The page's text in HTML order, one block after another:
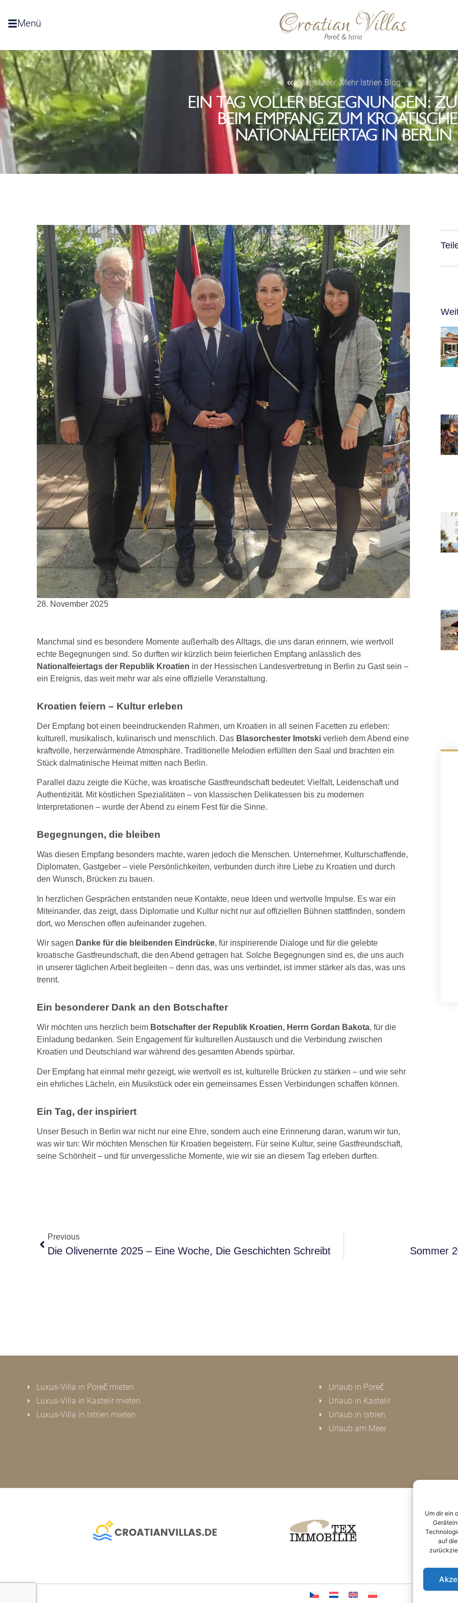
Um dir ein
auf
Menü
Mehr Meer. Mehr Istrien Blog
EIN TAG VOLLER BEGEGNUNGEN:
BEIM EMPFANG ZUM
NATIONALFEIERTAG IN BERLIN
28. November 2025
Manchmal sind es besondere Momente außerhalb des Alltags, die uns daran erinnern, wie wertvoll
echte Begegnungen sind. So durften wir kürzlich beim feierlichen Empfang anlässlich des
Nationalfeiertags der Republik Kroatien in der Hessischen Landesvertretung in Berlin zu Gast sein –
ein Ereignis, das weit mehr war als eine offizielle Veranstaltung.
Kroatien feiern – Kultur erleben
Der Empfang bot einen beeindruckenden Rahmen, um Kroatien in all seinen Facetten zu erleben:
kulturell, musikalisch, kulinarisch und menschlich. Das Blasorchester Imotski verlieh dem Abend eine
kraftvolle, herzerwärmende Atmosphäre. Traditionelle Melodien erfüllten den Saal und brachten ein
Stück dalmatinische Heimat mitten nach Berlin.
Parallel dazu zeigte die Küche, was kroatische Gastfreundschaft bedeutet: Vielfalt, Leidenschaft und
Authentizität. Mit köstlichen Spezialitäten – von klassischen Delikatessen bis zu modernen
Interpretationen – wurde der Abend zu einem Fest für die Sinne.
Begegnungen, die bleiben
Was diesen Empfang besonders machte, waren jedoch die Menschen. Unternehmer, Kulturschaffende,
Diplomaten, Gastgeber – viele Persönlichkeiten, verbunden durch ihre Liebe zu Kroatien und durch
den Wunsch, Brücken zu bauen.
In herzlichen Gesprächen entstanden neue Kontakte, neue Ideen und wertvolle Impulse. Es war ein
Miteinander, das zeigt, dass Diplomatie und Kultur nicht nur auf offiziellen Bühnen stattfinden, sondern
dort, wo Menschen offen aufeinander zugehen.
Wir sagen Danke für die bleibenden Eindrücke, für inspirierende Dialoge und für die gelebte
kroatische Gastfreundschaft, die den Abend getragen hat. Solche Begegnungen sind es, die uns auch
in unserer täglichen Arbeit begleiten – denn das, was uns verbindet, ist immer stärker als das, was uns
trennt.
Ein besonderer Dank an den Botschafter
Wir möchten uns herzlich beim Botschafter der Republik Kroatien, Herrn Gordan Bakota, für die
Einladung bedanken. Sein Engagement für kulturellen Austausch und die Verbindung zwischen
Kroatien und Deutschland war während des gesamten Abends spürbar.
Der Empfang hat einmal mehr gezeigt, wie wertvoll es ist, kulturelle Brücken zu stärken – und wie sehr
ein ehrliches Lächeln, ein Musikstück oder ein gemeinsames Essen Verbindungen schaffen können.
Ein Tag, der inspiriert
Unser Besuch in Berlin war nicht nur eine Ehre, sondern auch eine Erinnerung daran, warum wir tun,
was wir tun: Wir möchten Menschen für Kroatien begeistern. Für seine Kultur, seine Gastfreundschaft,
seine Schönheit – und für unvergessliche Momente, wie wir sie an diesem Tag erleben durften.
Previous
Die Olivenernte 2025 – Eine Woche, Die Geschichten Schreibt Sommer
Luxus-Villa in Poreč mieten
Luxus-Villa in Kastelir mieten
Luxus-Villa in Istrien mieten
Urlaub in Poreč
Urlaub in Kastelir
Urlaub in Istrien
Urlaub am Meer